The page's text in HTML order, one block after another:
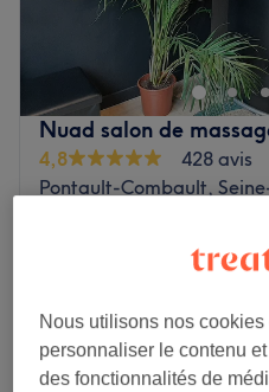
Nuad salon de
4,8
428 avis
Pontault-Combault,
"Happy hours"
Soin du visage thaïlandais
Soin du visage Guasha
1 h
Nous utilisons nos
personnaliser le contenu
des fonctionnalités de